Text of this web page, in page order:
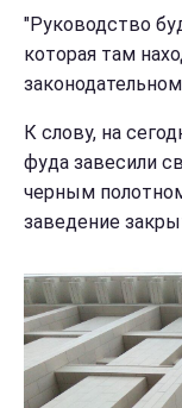
"Руководство
которая там
К слову, на
фуда завесили
черным
заведение